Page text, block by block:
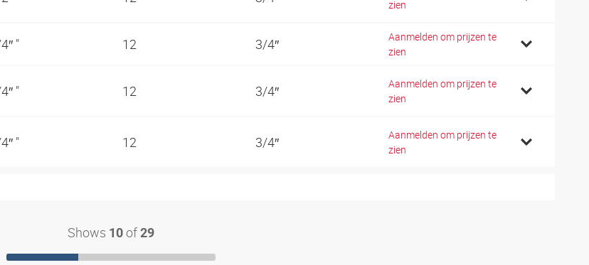
zien
" 12 3/4″
Aanmelden om prijzen te
zien
" 12 3/4″
Aanmelden om prijzen te
zien
" 12 3/4″
Aanmelden om prijzen te
zien
Shows 10 of 29